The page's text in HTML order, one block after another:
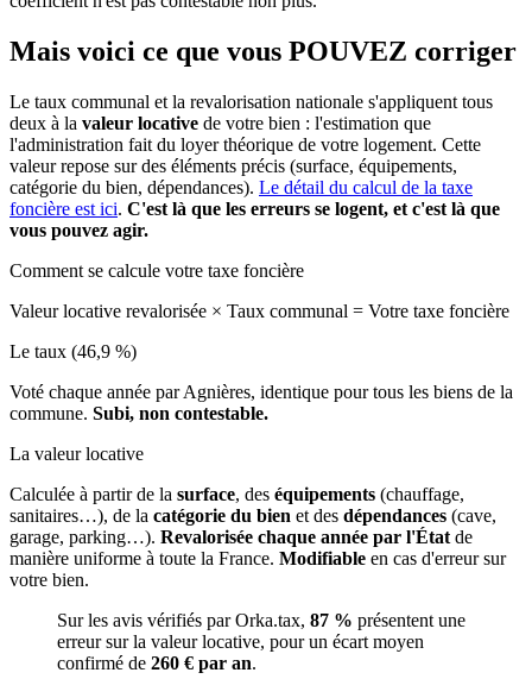
Mais voici ce que vous POUVEZ corriger
Le taux communal et la revalorisation nationale s'appliquent tous
deux à la valeur locative de votre bien : l'estimation que
l'administration fait du loyer théorique de votre logement. Cette
valeur repose sur des éléments précis (surface, équipements,
catégorie du bien, dépendances). Le détail du calcul de la taxe
foncière est ici. C'est là que les erreurs se logent, et c'est là que
vous pouvez agir.
Comment se calcule votre taxe foncière
Valeur locative revalorisée × Taux communal = Votre taxe foncière
Le taux (46,9 %)
Voté chaque année par Agnières, identique pour tous les biens de la
commune. Subi, non contestable.
La valeur locative
Calculée à partir de la surface, des équipements (chauffage,
sanitaires…), de la catégorie du bien et des dépendances (cave,
garage, parking…). Revalorisée chaque année par l'État de
manière uniforme à toute la France. Modifiable en cas d'erreur sur
votre bien.
Sur les avis vérifiés par Orka.tax, 87 % présentent une
erreur sur la valeur locative, pour un écart moyen
confirmé de 260 € par an.